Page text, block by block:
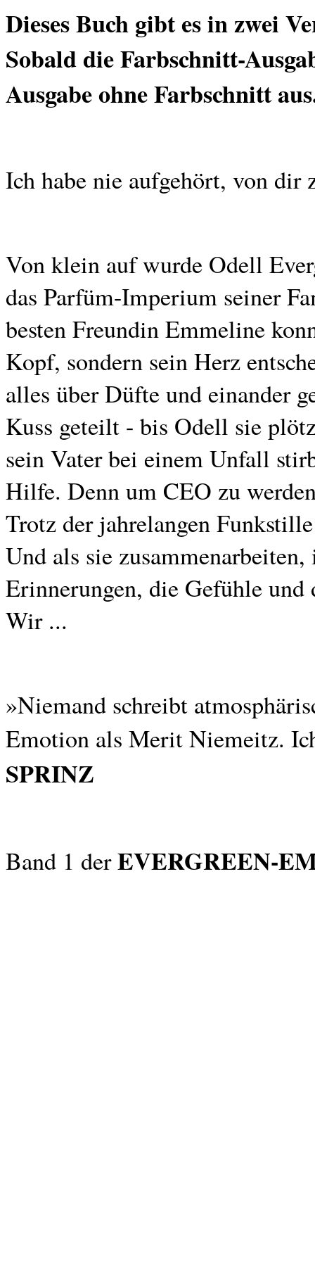
Dieses Buch gibt es in zwei
Sobald die Farbschnitt-
Ausgabe ohne Farbschnitt
Ich habe nie aufgehört, von dir
Von klein auf wurde Odell
das Parfüm-Imperium seiner
besten Freundin Emmeline
Kopf, sondern sein Herz
alles über Düfte und einander
Kuss geteilt - bis Odell sie
sein Vater bei einem Unfall
Hilfe. Denn um CEO zu
Trotz der jahrelangen
Und als sie
Erinnerungen, die Gefühle und
Wir ...
»Niemand schreibt
Emotion als Merit Niemeitz.
SPRINZ
Band 1 derEVERGREEN-